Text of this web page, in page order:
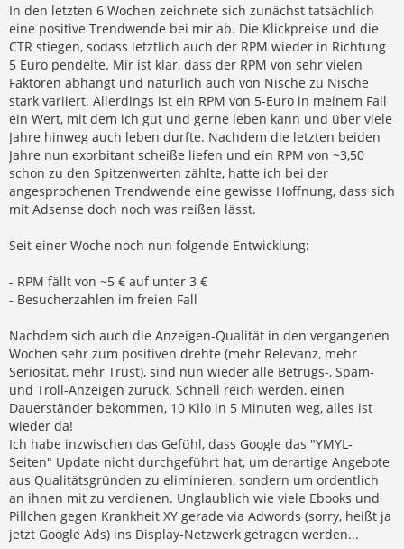
In den letzten 6 Wochen zeichnete sich zunächst tatsächlich
eine positive Trendwende bei mir ab. Die Klickpreise und die
CTR stiegen, sodass letztlich auch der RPM wieder in Richtung
5 Euro pendelte. Mir ist klar, dass der RPM von sehr vielen
Faktoren abhängt und natürlich auch von Nische zu Nische
stark variiert. Allerdings ist ein RPM von 5-Euro in meinem Fall
ein Wert, mit dem ich gut und gerne leben kann und über viele
Jahre hinweg auch leben durfte. Nachdem die letzten beiden
Jahre nun exorbitant scheiße liefen und ein RPM von ~3,50
schon zu den Spitzenwerten zählte, hatte ich bei der
angesprochenen Trendwende eine gewisse Hoffnung, dass sich
mit Adsense doch noch was reißen lässt.
Seit einer Woche noch nun folgende Entwicklung:
- RPM fällt von ~5 € auf unter 3 €
- Besucherzahlen im freien Fall
Nachdem sich auch die Anzeigen-Qualität in den vergangenen
Wochen sehr zum positiven drehte (mehr Relevanz, mehr
Seriosität, mehr Trust), sind nun wieder alle Betrugs-, Spam-
und Troll-Anzeigen zurück. Schnell reich werden, einen
Dauerständer bekommen, 10 Kilo in 5 Minuten weg, alles ist
wieder da!
Ich habe inzwischen das Gefühl, dass Google das "YMYL-
Seiten" Update nicht durchgeführt hat, um derartige Angebote
aus Qualitätsgründen zu eliminieren, sondern um ordentlich
an ihnen mit zu verdienen. Unglaublich wie viele Ebooks und
Pillchen gegen Krankheit XY gerade via Adwords (sorry, heißt ja
jetzt Google Ads) ins Display-Netzwerk getragen werden...